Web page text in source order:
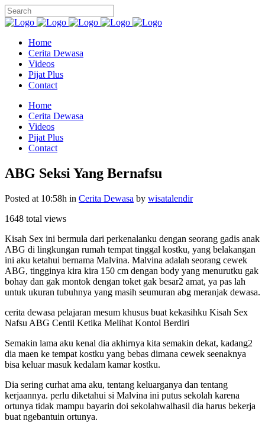
Home
Cerita Dewasa
Videos
Pijat Plus
Contact
Home
Cerita Dewasa
Videos
Pijat Plus
Contact
ABG Seksi Yang Bernafsu
Posted at 10:58h in Cerita Dewasa by wisatalendir
1648 total views
Kisah Sex ini bermula dari perkenalanku dengan seorang gadis anak
ABG di lingkungan rumah tempat tinggal kostku, yang belakangan
ini aku ketahui bernama Malvina. Malvina adalah seorang cewek
ABG, tingginya kira kira 150 cm dengan body yang menurutku gak
bohay dan gak montok dengan toket gak besar2 amat, ya pas lah
untuk ukuran tubuhnya yang masih seumuran abg meranjak dewasa.
cerita dewasa pelajaran mesum khusus buat kekasihku Kisah Sex
Nafsu ABG Centil Ketika Melihat Kontol Berdiri
Semakin lama aku kenal dia akhirnya kita semakin dekat, kadang2
dia maen ke tempat kostku yang bebas dimana cewek seenaknya
bisa keluar masuk kedalam kamar kostku.
Dia sering curhat ama aku, tentang keluarganya dan tentang
kerjaannya. perlu diketahui si Malvina ini putus sekolah karena
ortunya tidak mampu bayarin doi sekolahwalhasil dia harus bekerja
buat ngebantuin ortunya.